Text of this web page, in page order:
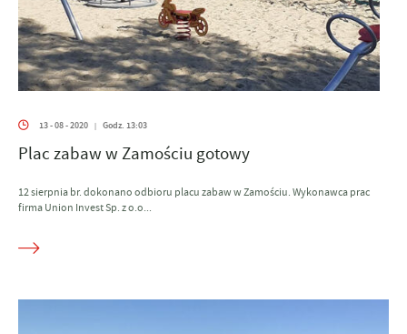
13 - 08 - 2020 | Godz. 13:03
Plac zabaw w Zamościu gotowy
12 sierpnia br. dokonano odbioru placu zabaw w Zamościu. Wykonawca prac
firma Union Invest Sp. z o.o...